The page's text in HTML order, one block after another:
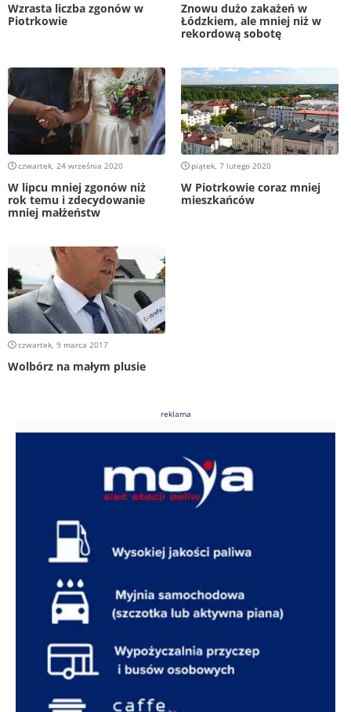
Wzrasta liczba zgonów w
Piotrkowie
Znowu dużo zakażeń w
Łódzkiem, ale mniej niż w
rekordową sobotę
czwartek, 24 września 2020
W lipcu mniej zgonów niż
rok temu i zdecydowanie
mniej małżeństw
piątek, 7 lutego 2020
W Piotrkowie coraz mniej
mieszkańców
czwartek, 9 marca 2017
Wolbórz na małym plusie
reklama